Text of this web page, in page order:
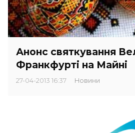
Анонс святкування
Франкфурті на Майні
27-04-2013 16:37 Новини